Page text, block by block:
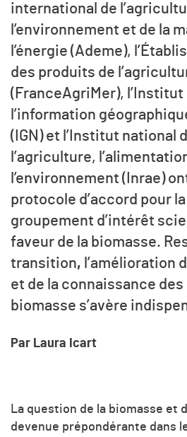
international de
l’environnement et de la
l’énergie (Ademe),
des produits de
(FranceAgriMer),
l’information
(IGN) et l’Institut national
l’agriculture,
l’environnement (Inrae)
protocole d’accord pour
groupement d’intérêt
faveur de la biomasse.
transition, l’amélioration
et de la connaissance
biomasse s’avère
Par Laura Icart
La question de la biomasse et
devenue prépondérante dans